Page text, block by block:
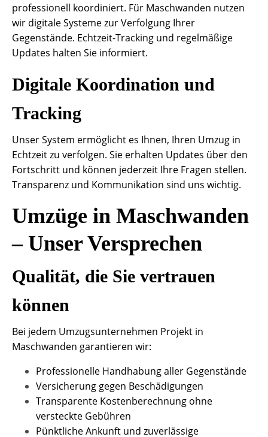
professionell koordiniert. Für Maschwanden nutzen
wir digitale Systeme zur Verfolgung Ihrer
Gegenstände. Echtzeit-Tracking und regelmäßige
Updates halten Sie informiert.
Digitale Koordination und
Tracking
Unser System ermöglicht es Ihnen, Ihren Umzug in
Echtzeit zu verfolgen. Sie erhalten Updates über den
Fortschritt und können jederzeit Ihre Fragen stellen.
Transparenz und Kommunikation sind uns wichtig.
Umzüge in Maschwanden
– Unser Versprechen
Qualität, die Sie vertrauen
können
Bei jedem Umzugsunternehmen Projekt in
Maschwanden garantieren wir:
Professionelle Handhabung aller Gegenstände
Versicherung gegen Beschädigungen
Transparente Kostenberechnung ohne
versteckte Gebühren
Pünktliche Ankunft und zuverlässige